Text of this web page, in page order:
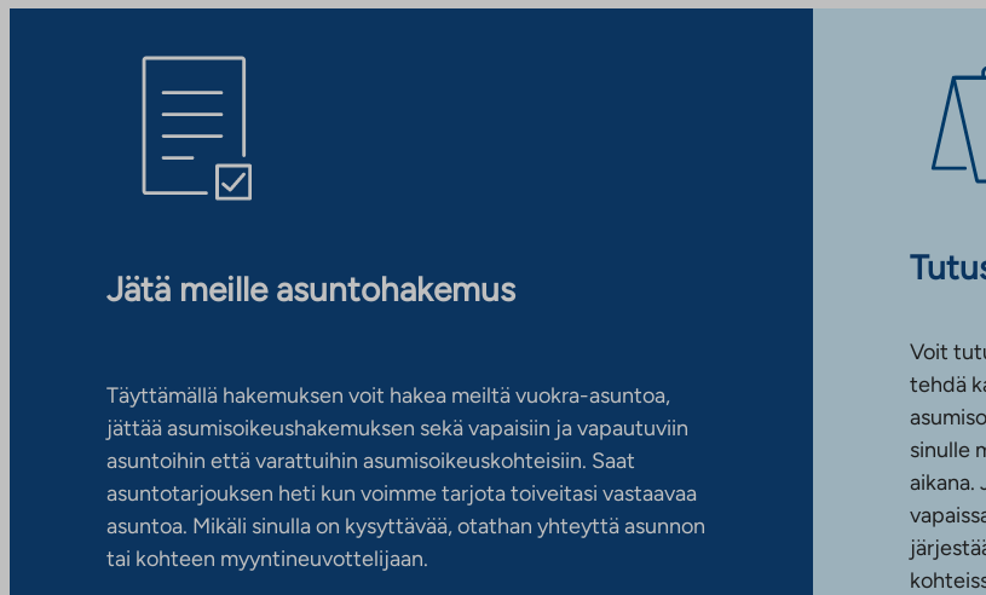
Jätä meille asuntohakemus
Täyttämällä hakemuksen voit hakea meiltä vuokra-asuntoa,
jättää asumisoikeushakemuksen sekä vapaisiin ja vapautuviin
asuntoihin että varattuihin asumisoikeuskohteisiin. Saat
asuntotarjouksen heti kun voimme tarjota toiveitasi vastaavaa
asuntoa. Mikäli sinulla on kysyttävää, otathan yhteyttä asunnon
tai kohteen myyntineuvottelijaan.
Voit
tehdä
sinulle
aikana.